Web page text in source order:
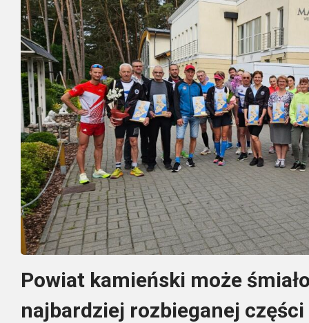
Powiat kamieński może
najbardziej rozbieganej